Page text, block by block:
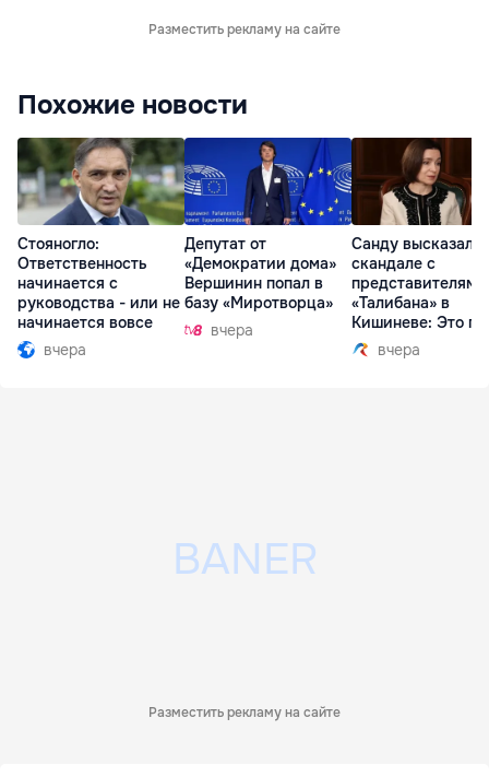
Разместить рекламу на сайте
Похожие новости
Стояногло:
Ответственность
начинается с
руководства - или не
начинается вовсе
вчера
Депутат от
«Демократии дома»
Вершинин попал в
базу «Миротворца»
вчера
Санду
скандале с
представителями
«Талибана» в
Кишиневе: Это
вчера
Разместить рекламу на сайте